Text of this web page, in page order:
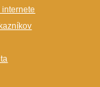
internete